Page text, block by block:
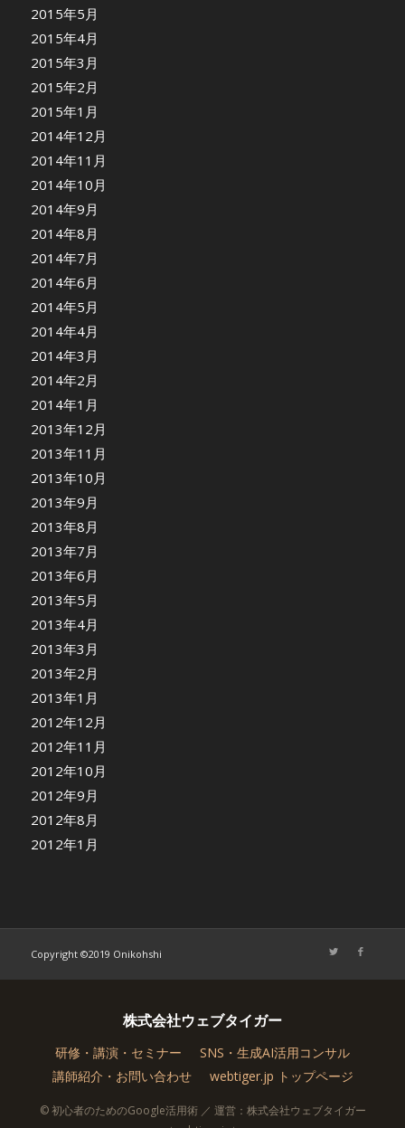
2015年5月
2015年4月
2015年3月
2015年2月
2015年1月
2014年12月
2014年11月
2014年10月
2014年9月
2014年8月
2014年7月
2014年6月
2014年5月
2014年4月
2014年3月
2014年2月
2014年1月
2013年12月
2013年11月
2013年10月
2013年9月
2013年8月
2013年7月
2013年6月
2013年5月
2013年4月
2013年3月
2013年2月
2013年1月
2012年12月
2012年11月
2012年10月
2012年9月
2012年8月
2012年1月
Copyright ©2019 Onikohshi
株式会社ウェブタイガー
研修・講演・セミナー
SNS・生成AI活用コンサル
講師紹介・お問い合わせ
webtiger.jp トップページ
© 初心者のためのGoogle活用術 ／ 運営：株式会社ウェブタイガー